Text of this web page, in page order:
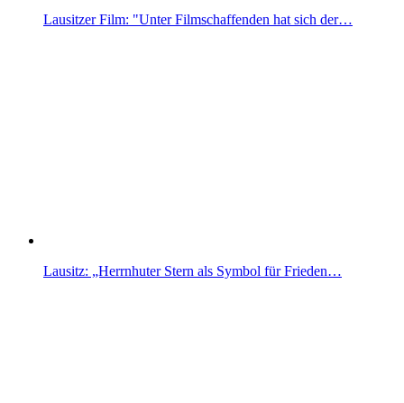
Lausitzer Film: "Unter Filmschaffenden hat sich der…
Lausitz: „Herrnhuter Stern als Symbol für Frieden…